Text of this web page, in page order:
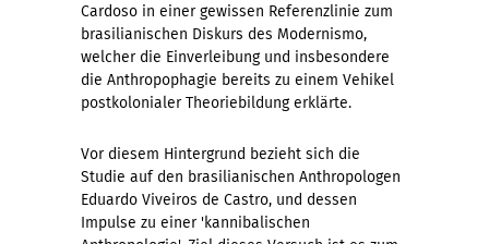
Cardoso in einer gewissen Referenzlinie zum
brasilianischen Diskurs des Modernismo,
welcher die Einverleibung und insbesondere
die Anthropophagie bereits zu einem Vehikel
postkolonialer Theoriebildung erklärte.
Vor diesem Hintergrund bezieht sich die
Studie auf den brasilianischen Anthropologen
Eduardo Viveiros de Castro, und dessen
Impulse zu einer 'kannibalischen